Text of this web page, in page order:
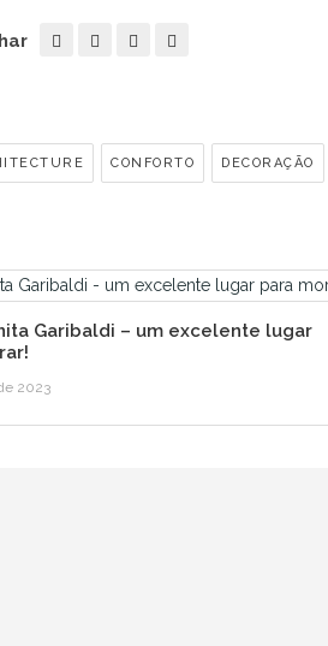
CONFORTO DECORAÇÃO
Garibaldi – um excelente lugar
2023